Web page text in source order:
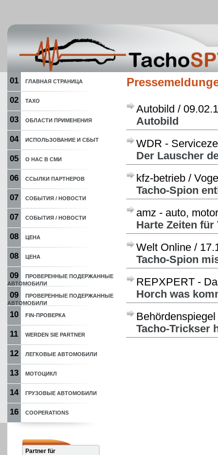
01 ГЛАВНАЯ СТРАНИЦА
02 ТАХО
03 ОБЛАСТИ ПРИМЕНЕНИЯ
04 ИСПОЛЬЗОВАНИЕ И СБЫТ
05 О НАС В СМИ
06 ССЫЛКИ ПАРТНЕРОВ
07 СОБЫТИЯ / НОВОСТИ
07 СОБЫТИЯ / НОВОСТИ
08 ЦЕНА
08 ЦЕНА
09
ПРОВЕРЕННЫЕ ПОДЕРЖАННЫЕ
АВТОМОБИЛИ
09
ПРОВЕРЕННЫЕ ПОДЕРЖАННЫЕ
АВТОМОБИЛИ
10 FIN-ПРОВЕРКА
11 WERDEN SIE PARTNER
12 ЛЕГКОВЫЕ АВТОМОБИЛИ
13 МОТОЦИКЛ
14 ГРУЗОВЫЕ АВТОМОБИЛИ
16 COOPERATIONS
Partner für
Autobild /
Autobild
WDR -
Der Lauscher
kfz-betrieb /
Tacho-Spion
amz - auto,
Harte Zeiten für
Welt Online /
Tacho-Spion
REPXPERT -
Horch was
Tacho-Trickser